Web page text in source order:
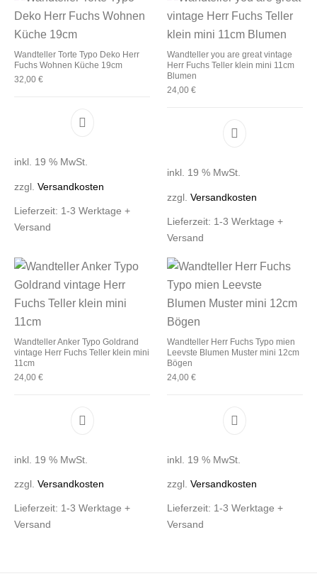
Wandteller Torte Typo Deko Herr
Fuchs Wohnen Küche 19cm
32,00€
inkl. 19 % MwSt.
zzgl.Versandkosten
Lieferzeit: 1-3 Werktage +
Versand
Wandteller you are great vintage
Herr Fuchs Teller klein mini 11cm
Blumen
24,00 €
inkl. 19 % MwSt.
zzgl. Versandkosten
Lieferzeit: 1-3 Werktage +
Versand
Wandteller Anker Typo Goldrand
vintage Herr Fuchs Teller klein mini
11cm
24,00€
inkl. 19 % MwSt.
zzgl.Versandkosten
Lieferzeit: 1-3 Werktage +
Versand
Wandteller Herr Fuchs Typo mien
Leevste Blumen Muster mini 12cm
Bögen
24,00 €
inkl. 19 % MwSt.
zzgl. Versandkosten
Lieferzeit: 1-3 Werktage +
Versand